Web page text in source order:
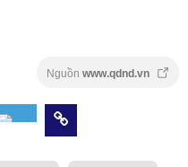
Nguồn www.qdnd.vn